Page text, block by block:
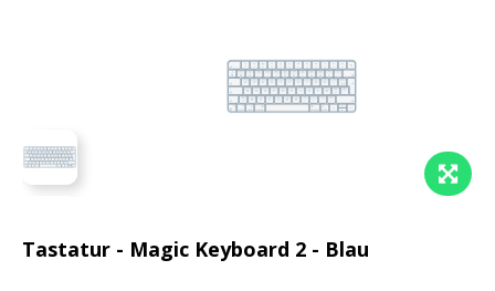
Tastatur - Magic Keyboard 2 - Blau